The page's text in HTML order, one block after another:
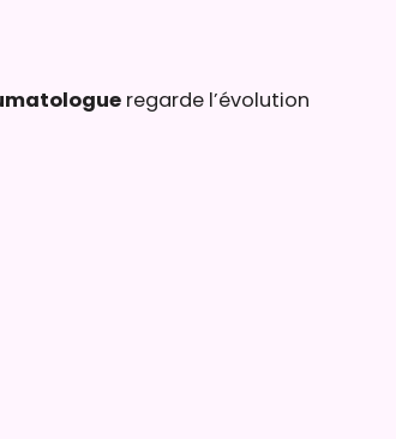
regarde l’évolution